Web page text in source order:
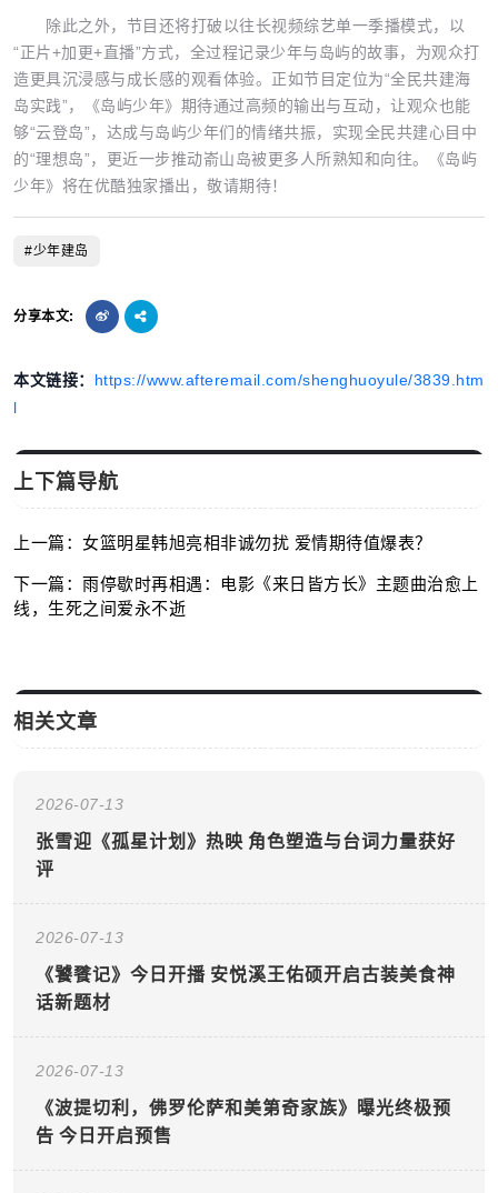
除此之外，节目还将打破以往长视频综艺单一季播模式，以
“正片+加更+直播”方式，全过程记录少年与岛屿的故事，为观众打
造更具沉浸感与成长感的观看体验。正如节目定位为“全民共建海
岛实践”，《岛屿少年》期待通过高频的输出与互动，让观众也能
够“云登岛”，达成与岛屿少年们的情绪共振，实现全民共建心目中
的“理想岛”，更近一步推动嵛山岛被更多人所熟知和向往。《岛屿
少年》将在优酷独家播出，敬请期待！
#少年建岛
分享本文:
本文链接： https://www.afteremail.com/shenghuoyule/3839.htm
l
上下篇导航
上一篇：女篮明星韩旭亮相非诚勿扰 爱情期待值爆表？
下一篇：雨停歇时再相遇：电影《来日皆方长》主题曲治愈上
线，生死之间爱永不逝
相关文章
2026-07-13
张雪迎《孤星计划》热映 角色塑造与台词力量获好
评
2026-07-13
《饕餮记》今日开播 安悦溪王佑硕开启古装美食神
话新题材
2026-07-13
《波提切利，佛罗伦萨和美第奇家族》曝光终极预
告 今日开启预售